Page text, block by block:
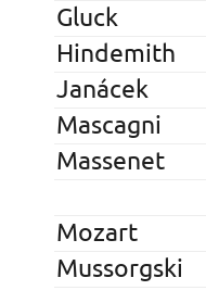
Gluck
Hindemith
Janácek
Mascagni
Massenet
Mozart
Mussorgski